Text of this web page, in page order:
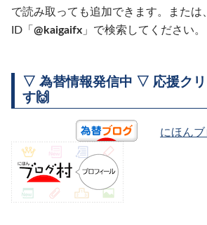
で読み取っても追加できます。または
ID「 @kaigaifx 」で検索してください。
▽ 為替情報発信中 ▽ 応援クリ
す🙌
にほん